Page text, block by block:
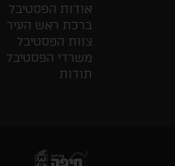
אודות הפסטיבל
ברכת ראש העיר
צוות הפסטיבל
משרדי הפסטיבל
תודות